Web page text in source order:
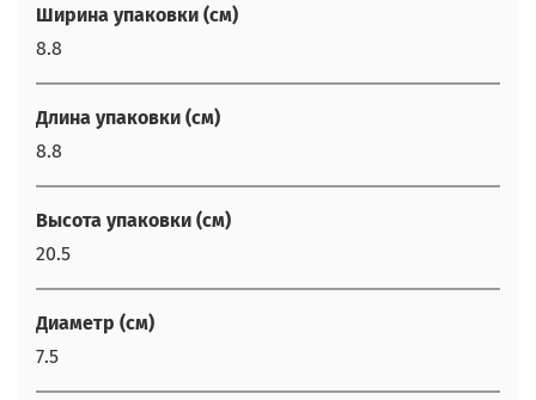
Ширина упаковки (см)
8.8
Длина упаковки (см)
8.8
Высота упаковки (см)
20.5
Диаметр (см)
7.5